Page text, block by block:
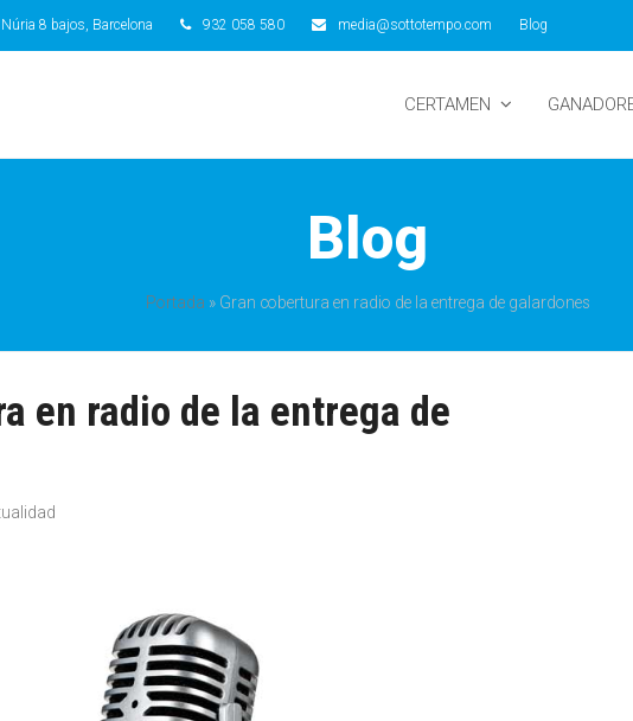
8 bajos, Barcelona 932 058 580 media@sottotempo.com Blog
CERTAMEN
Blog
Portada » Gran cobertura en radio de la entrega de galardones
en radio de la entrega de